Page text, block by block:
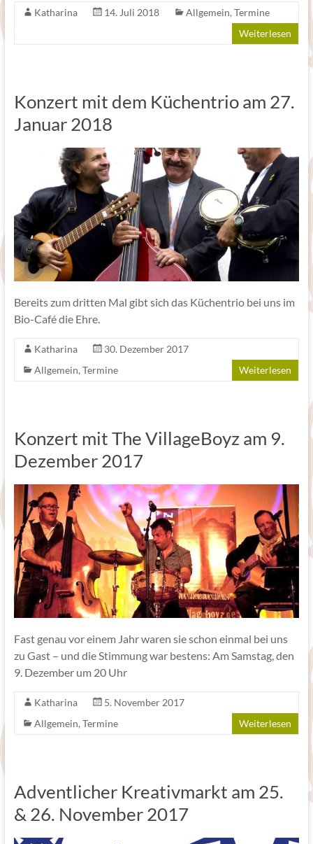
Katharina 14. Juli 2018 Allgemein, Termine
Weiterlesen
Konzert mit dem Küchentrio am 27.
Januar 2018
Bereits zum dritten Mal gibt sich das Küchentrio bei uns im
Bio-Café die Ehre.
Katharina
30. Dezember 2017
Allgemein, Termine Weiterlesen
Konzert mit The VillageBoyz am 9.
Dezember 2017
Fast genau vor einem Jahr waren sie schon einmal bei uns
zu Gast – und die Stimmung war bestens: Am Samstag, den
9. Dezember um 20 Uhr
Katharina
5. November 2017
Allgemein, Termine Weiterlesen
Adventlicher Kreativmarkt am 25.
& 26. November 2017